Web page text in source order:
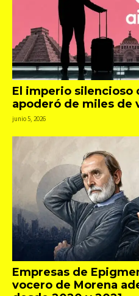
El imperio silencioso
apoderó de miles de
junio 5, 2026
Empresas de
vocero de Morena